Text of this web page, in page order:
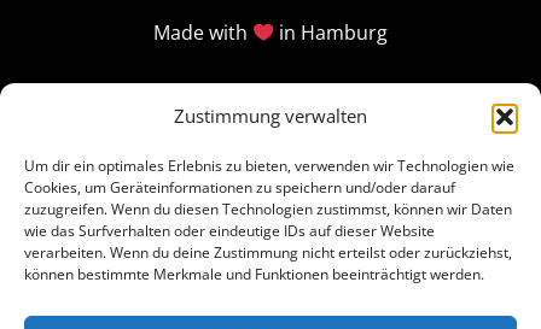
Zustimmung verwalten
Um dir ein optimales Erlebnis zu bieten, verwenden wir Technologien wie
Cookies, um Geräteinformationen zu speichern und/oder darauf
zuzugreifen. Wenn du diesen Technologien zustimmst, können wir Daten
wie das Surfverhalten oder eindeutige IDs auf dieser Website
verarbeiten. Wenn du deine Zustimmung nicht erteilst oder zurückziehst,
können bestimmte Merkmale und Funktionen beeinträchtigt werden.
Made with in Hamburg